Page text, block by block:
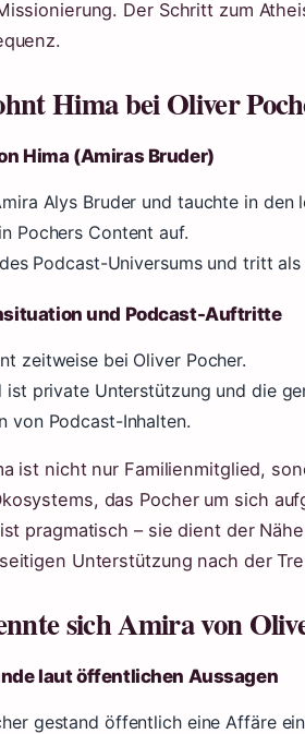
Der Schritt zum
Hima bei Oliver
Hima (Amiras Bruder)
Alys Bruder und tauchte in den
Pochers Content auf.
Podcast-Universums und tritt
und Podcast-Auftritte
zeitweise bei Oliver Pocher.
ist private Unterstützung und die
von Podcast-Inhalten.
ist nicht nur Familienmitglied,
das Pocher um sich
pragmatisch – sie dient der
Unterstützung nach der
sich Amira von
laut öffentlichen Aussagen
gestand öffentlich eine Affäre